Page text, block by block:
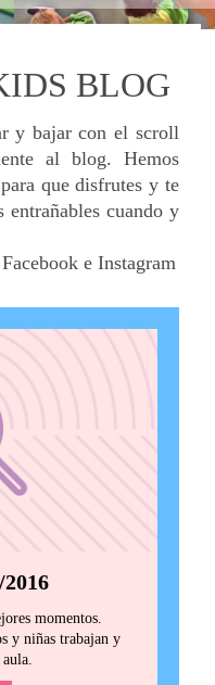
BLOG
y bajar con el scroll
al blog. Hemos
que disfrutes y te
entrañables cuando y
e Instagram
momentos.
y niñas trabajan y